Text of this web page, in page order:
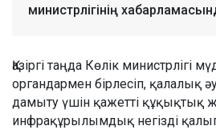
министрлігінің
Қазіргі таңда Көлік министрлігі
органдармен бірлесіп, қалалық
дамыту үшін қажетті құқықтық
инфрақұрылымдық негізді